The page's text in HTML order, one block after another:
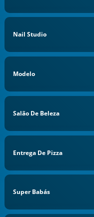
Nail Studio
Modelo
Salão De Beleza
Entrega De Pizza
Super Babás